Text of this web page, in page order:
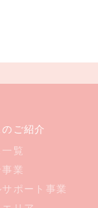
ご紹介
覧
業
サポート事業